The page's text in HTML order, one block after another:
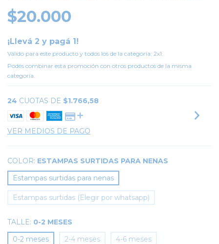
$20.000
¡Llevá 2 y pagá 1!
Válido para este producto y todos los de la categoría: 2x1.
Podés combinar esta promoción con otros productos de la misma
categoría.
24 CUOTAS DE $1.766,58
VER MEDIOS DE PAGO
COLOR: ESTAMPAS SURTIDAS PARA NENAS
Estampas surtidas para nenas
Estampas surtidas (Elegir por whatsapp)
TALLE: 0-2 MESES
0-2 meses
2-4 meses 4-6 meses